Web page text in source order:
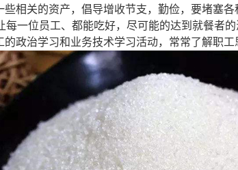
相关的资产，倡导增收节支，勤俭，要堵塞
每一位员工、都能吃好，尽可能的达到就餐者的
政治学习和业务技术学习活动，常常了解职